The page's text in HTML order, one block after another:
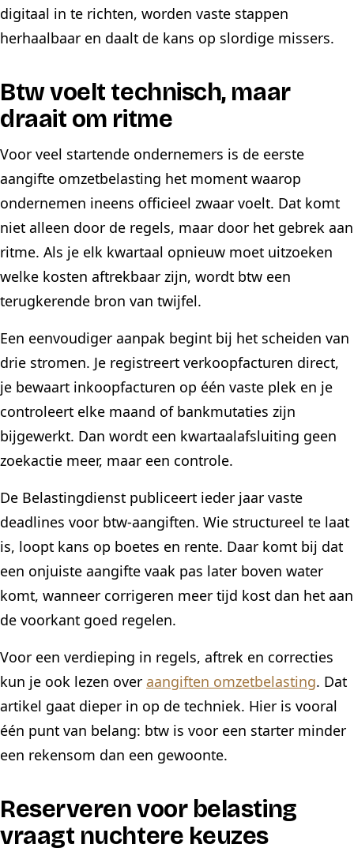
digitaal in te richten, worden vaste stappen
herhaalbaar en daalt de kans op slordige missers.
Btw voelt technisch, maar
draait om ritme
Voor veel startende ondernemers is de eerste
aangifte omzetbelasting het moment waarop
ondernemen ineens officieel zwaar voelt. Dat komt
niet alleen door de regels, maar door het gebrek aan
ritme. Als je elk kwartaal opnieuw moet uitzoeken
welke kosten aftrekbaar zijn, wordt btw een
terugkerende bron van twijfel.
Een eenvoudiger aanpak begint bij het scheiden van
drie stromen. Je registreert verkoopfacturen direct,
je bewaart inkoopfacturen op één vaste plek en je
controleert elke maand of bankmutaties zijn
bijgewerkt. Dan wordt een kwartaalafsluiting geen
zoekactie meer, maar een controle.
De Belastingdienst publiceert ieder jaar vaste
deadlines voor btw-aangiften. Wie structureel te laat
is, loopt kans op boetes en rente. Daar komt bij dat
een onjuiste aangifte vaak pas later boven water
komt, wanneer corrigeren meer tijd kost dan het aan
de voorkant goed regelen.
Voor een verdieping in regels, aftrek en correcties
kun je ook lezen over aangiften omzetbelasting. Dat
artikel gaat dieper in op de techniek. Hier is vooral
één punt van belang: btw is voor een starter minder
een rekensom dan een gewoonte.
Reserveren voor belasting
vraagt nuchtere keuzes